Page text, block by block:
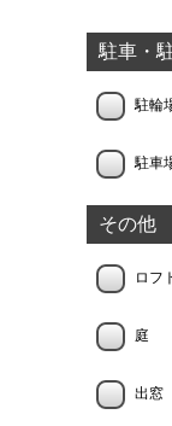
駐車・
駐輪
駐車
その他
ロフ
庭
出窓